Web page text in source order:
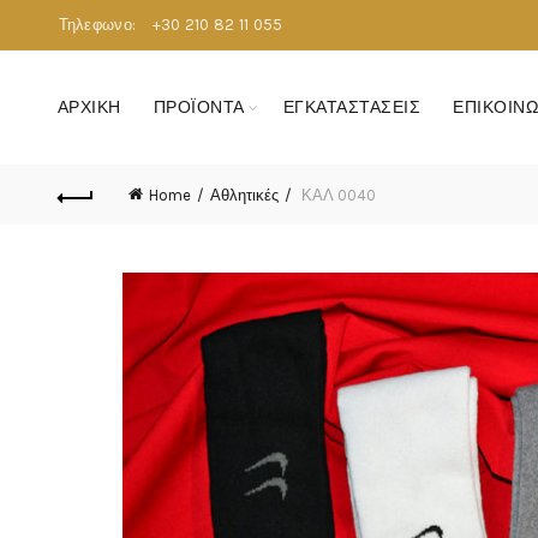
Τηλεφωνο: +30 210 82 11 055
ΑΡΧΙΚΗ ΠΡΟΪΟΝΤΑ ΕΓΚΑΤΑΣΤΑΣΕΙΣ
Home Αθλητικές ΚΑΛ 0040